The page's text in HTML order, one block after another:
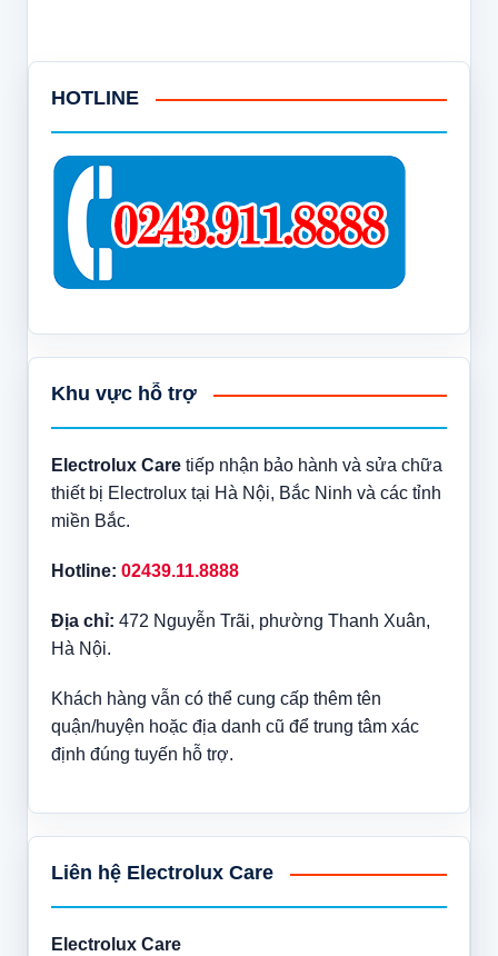
HOTLINE
Khu vực hỗ trợ
Electrolux Caretiếp nhận bảo hành và sửa chữa
thiết bị Electrolux tại Hà Nội, Bắc Ninh và các tỉnh
miền Bắc.
Hotline: 02439.11.8888
Địa chỉ: 472 Nguyễn Trãi, phường Thanh Xuân,
Hà Nội.
Khách hàng vẫn có thể cung cấp thêm tên
quận/huyện hoặc địa danh cũ để trung tâm xác
định đúng tuyến hỗ trợ.
Liên hệ Electrolux Care
Electrolux Care